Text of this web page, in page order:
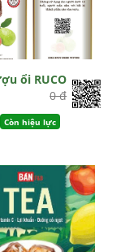
ổi RUCO
0 đ
Còn hiệu lực